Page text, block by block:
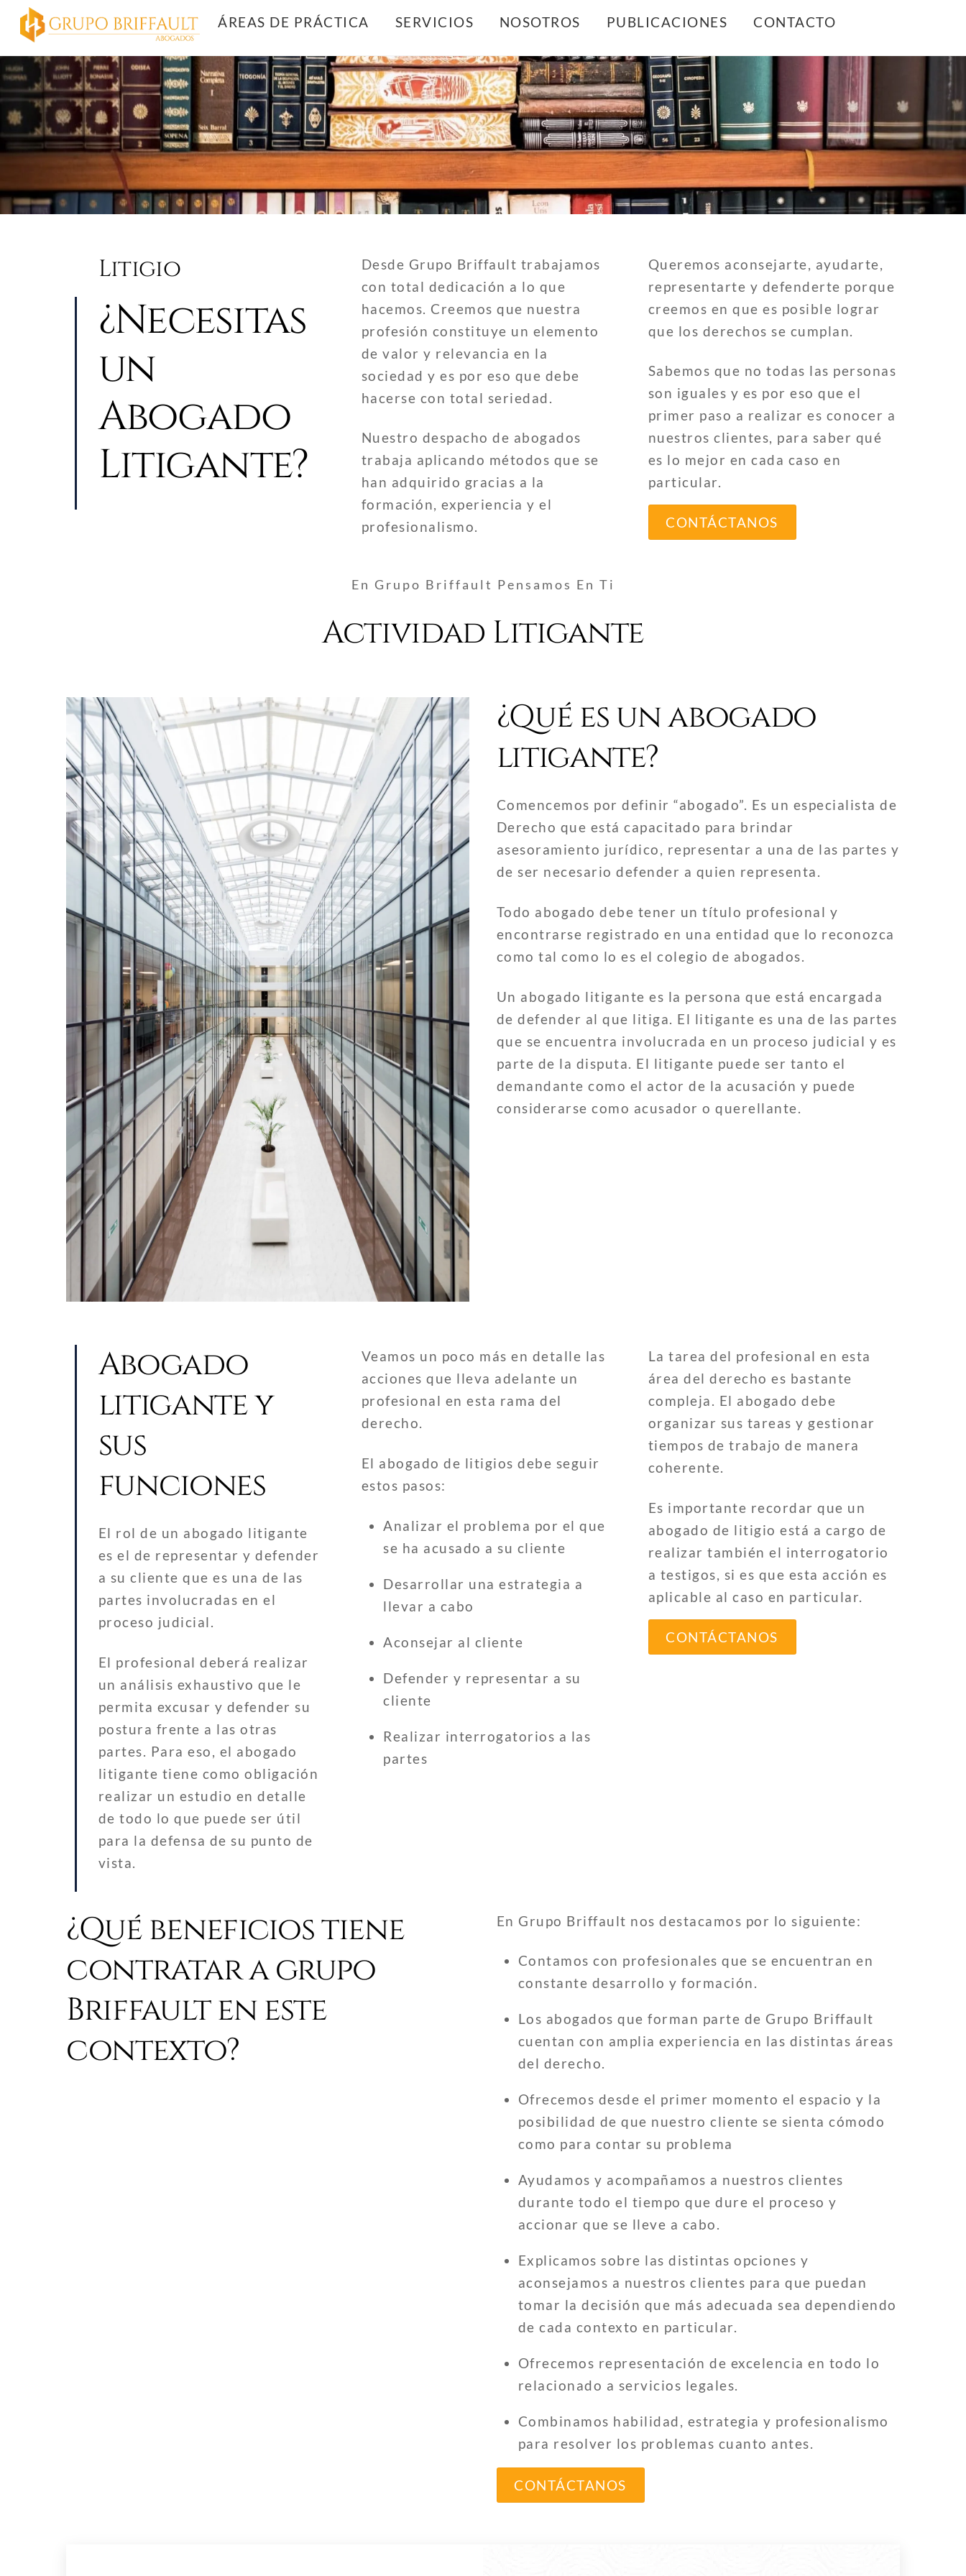
Skip
content
ÁREAS DE PRÁCTICA SERVICIOS NOSOTROS PUBLICACIONES CONTACTO
Litigio
¿Necesitas
un
Abogado
Litigante?
Desde Grupo Briffault trabajamos
con total dedicación a lo que
hacemos. Creemos que nuestra
profesión constituye un elemento
de valor y relevancia en la
sociedad y es por eso que debe
hacerse con total seriedad.
Nuestro despacho de abogados
trabaja aplicando métodos que se
han adquirido gracias a la
formación, experiencia y el
profesionalismo.
Queremos aconsejarte, ayudarte,
representarte y defenderte porque
creemos en que es posible lograr
que los derechos se cumplan.
Sabemos que no todas las personas
son iguales y es por eso que el
primer paso a realizar es conocer a
nuestros clientes, para saber qué
es lo mejor en cada caso en
particular.
CONTÁCTANOS
En Grupo Briffault Pensamos En Ti
Actividad Litigante
¿Qué es un abogado
litigante?
Comencemos por definir “abogado”. Es un especialista de
Derecho que está capacitado para brindar
asesoramiento jurídico, representar a una de las partes y
de ser necesario defender a quien representa.
Todo abogado debe tener un título profesional y
encontrarse registrado en una entidad que lo reconozca
como tal como lo es el colegio de abogados.
Un abogado litigante es la persona que está encargada
de defender al que litiga. El litigante es una de las partes
que se encuentra involucrada en un proceso judicial y es
parte de la disputa. El litigante puede ser tanto el
demandante como el actor de la acusación y puede
considerarse como acusador o querellante.
Abogado
litigante y
sus
funciones
El rol de un abogado litigante
es el de representar y defender
a su cliente que es una de las
partes involucradas en el
proceso judicial.
El profesional deberá realizar
un análisis exhaustivo que le
permita excusar y defender su
postura frente a las otras
partes. Para eso, el abogado
litigante tiene como obligación
realizar un estudio en detalle
de todo lo que puede ser útil
para la defensa de su punto de
vista.
Veamos un poco más en detalle las
acciones que lleva adelante un
profesional en esta rama del
derecho.
El abogado de litigios debe seguir
estos pasos:
Analizar el problema por el que
se ha acusado a su cliente
Desarrollar una estrategia a
llevar a cabo
Aconsejar al cliente
Defender y representar a su
cliente
Realizar interrogatorios a las
partes
La tarea del profesional en esta
área del derecho es bastante
compleja. El abogado debe
organizar sus tareas y gestionar
tiempos de trabajo de manera
coherente.
Es importante recordar que un
abogado de litigio está a cargo de
realizar también el interrogatorio
a testigos, si es que esta acción es
aplicable al caso en particular.
CONTÁCTANOS
¿Qué beneficios tiene
contratar a grupo
Briffault en este
contexto?
En Grupo Briffault nos destacamos por lo siguiente:
Contamos con profesionales que se encuentran en
constante desarrollo y formación.
Los abogados que forman parte de Grupo Briffault
cuentan con amplia experiencia en las distintas áreas
del derecho.
Ofrecemos desde el primer momento el espacio y la
posibilidad de que nuestro cliente se sienta cómodo
como para contar su problema
Ayudamos y acompañamos a nuestros clientes
durante todo el tiempo que dure el proceso y
accionar que se lleve a cabo.
Explicamos sobre las distintas opciones y
aconsejamos a nuestros clientes para que puedan
tomar la decisión que más adecuada sea dependiendo
de cada contexto en particular.
Ofrecemos representación de excelencia en todo lo
relacionado a servicios legales.
Combinamos habilidad, estrategia y profesionalismo
para resolver los problemas cuanto antes.
CONTÁCTANOS
Back
Top